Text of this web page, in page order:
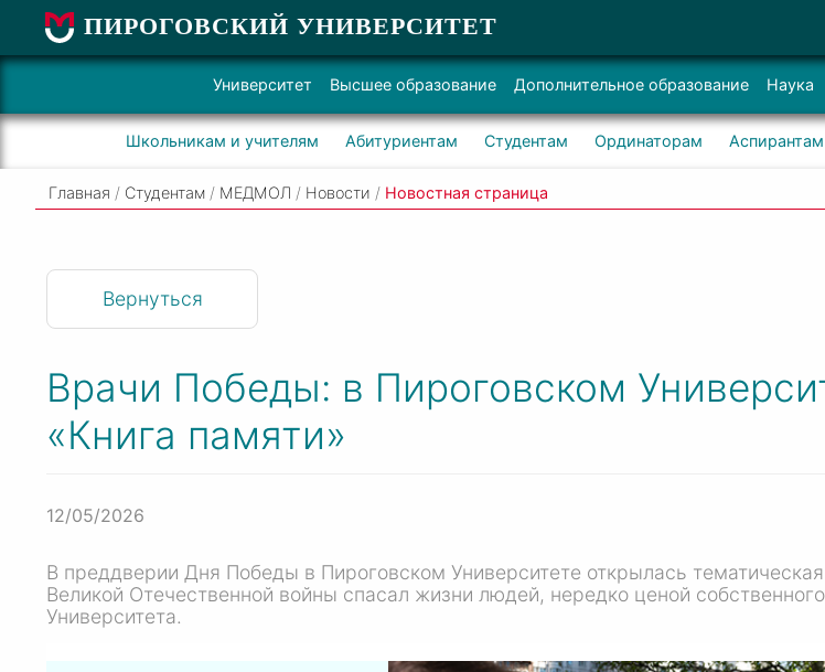
ПИРОГОВСКИЙ УНИВЕРСИТЕТ
Университет Высшее образование Дополнительное образование Наука
Школьникам и учителям Абитуриентам Студентам Ординаторам
Главная / Студентам / МЕДМОЛ / Новости / Новостная страница
Врачи Победы: в Пироговском
«Книга памяти»
12/05/2026
В преддверии Дня Победы в Пироговском Университете открылась
Великой Отечественной войны спасал жизни людей, нередко ценой
Университета.
Вернуться